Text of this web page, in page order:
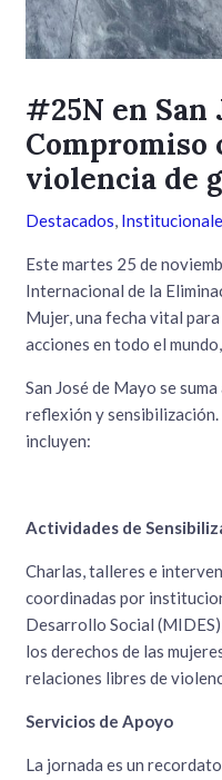
#25N en San
Compromiso
violencia de
Destacados,
Este martes 25 de
Internacional de la
Mujer, una fecha vital
acciones en todo el
San José de Mayo se
reflexión y
incluyen:
Actividades de
Charlas, talleres e
coordinadas por
Desarrollo Social
los derechos de las
relaciones libres de
Servicios de Apoyo
La jornada es un